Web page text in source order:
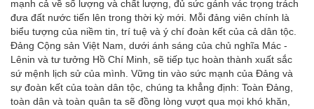
mạnh cả về số lượng và chất lượng, đủ sức gánh vác trọng trách
đưa đất nước tiến lên trong thời kỳ mới. Mỗi đảng viên chính là
biểu tượng của niềm tin, trí tuệ và ý chí đoàn kết của cả dân tộc.
Đảng Cộng sản Việt Nam, dưới ánh sáng của chủ nghĩa Mác -
Lênin và tư tưởng Hồ Chí Minh, sẽ tiếp tục hoàn thành xuất sắc
sứ mệnh lịch sử của mình. Vững tin vào sức mạnh của Đảng và
sự đoàn kết của toàn dân tộc, chúng ta khẳng định: Toàn Đảng,
toàn dân và toàn quân ta sẽ đồng lòng vượt qua mọi khó khăn,